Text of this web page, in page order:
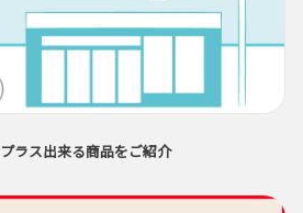
ラス出来る商品をご紹介